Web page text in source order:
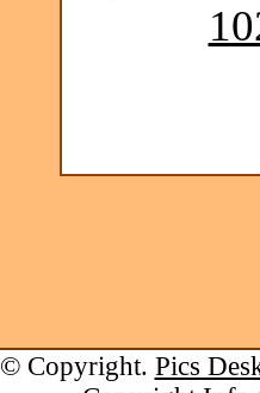
© Copyright. Pics